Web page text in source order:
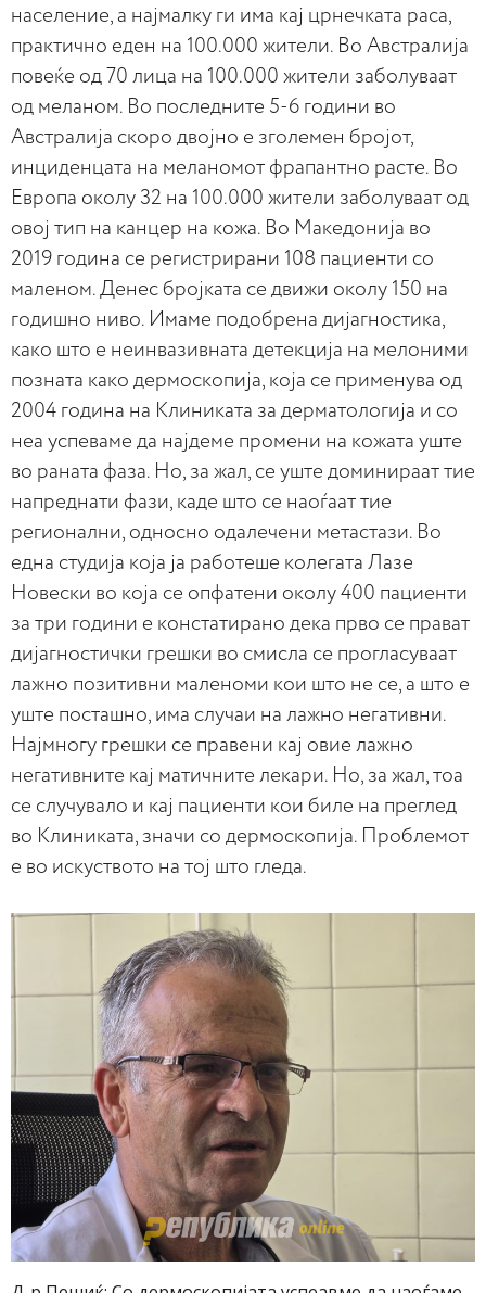
население, а најмалку ги има кај црнечката раса,
практично еден на 100.000 жители. Во Австралија
повеќе од 70 лица на 100.000 жители заболуваат
од меланом. Во последните 5-6 години во
Австралија скоро двојно е зголемен бројот,
инциденцата на меланомот фрапантно расте. Во
Европа околу 32 на 100.000 жители заболуваат од
овој тип на канцер на кожа. Во Македонија во
2019 година се регистрирани 108 пациенти со
маленом. Денес бројката се движи околу 150 на
годишно ниво. Имаме подобрена дијагностика,
како што е неинвазивната детекција на мелоними
позната како дермоскопија, која се применува од
2004 година на Клиниката за дерматологија и со
неа успеваме да најдеме промени на кожата уште
во раната фаза. Но, за жал, се уште доминираат тие
напреднати фази, каде што се наоѓаат тие
регионални, односно одалечени метастази. Во
една студија која ја работеше колегата Лазе
Новески во која се опфатени околу 400 пациенти
за три години е констатирано дека прво се прават
дијагностички грешки во смисла се прогласуваат
лажно позитивни маленоми кои што не се, а што е
уште посташно, има случаи на лажно негативни.
Најмногу грешки се правени кај овие лажно
негативните кај матичните лекари. Но, за жал, тоа
се случувало и кај пациенти кои биле на преглед
во Клиниката, значи со дермоскопија. Проблемот
е во искуството на тој што гледа.